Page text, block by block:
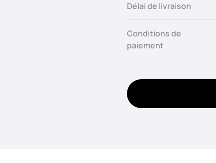
Délai de livraison
Conditions de
paiement